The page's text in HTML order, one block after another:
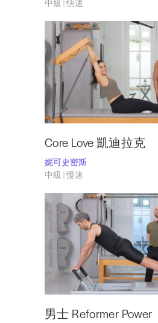
中級 | 快速
Core Love 凱迪拉克
妮可史密斯
中級 | 慢速
男士 Reformer Power